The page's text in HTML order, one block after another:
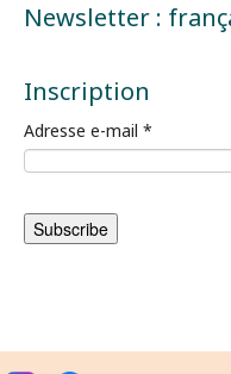
Newsletter :
Inscription
Adresse e-mail *